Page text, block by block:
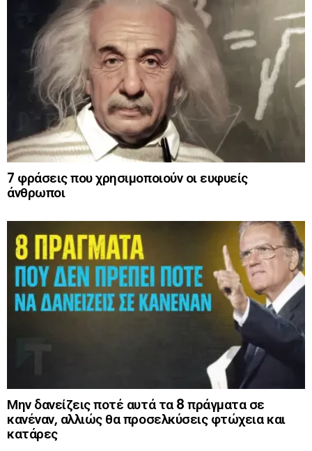
7 φράσεις που χρησιμοποιούν οι ευφυείς
άνθρωποι
Μην δανείζεις ποτέ αυτά τα 8 πράγματα σε
κανέναν, αλλιώς θα προσελκύσεις φτώχεια και
κατάρες